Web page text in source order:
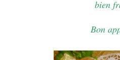
bien
Bon